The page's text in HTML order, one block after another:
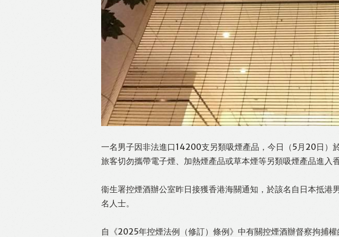
一名男子因非法進口14200支另類吸煙產品，今日（5月20日）
旅客切勿攜帶電子煙、加熱煙產品或草本煙等另類吸煙產品進入
衞生署控煙酒辦公室昨日接獲香港海關通知，於該名自日本抵
名人士。
自《2025年控煙法例（修訂）條例》中有關控煙酒辦督察拘捕